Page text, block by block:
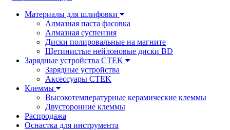
Материалы для шлифовки
Алмазная паста фасовка
Алмазная суспензия
Диски полировальные на магните
Щетинистые нейлоновые диски BD
Зарядные устройства CTEK
Зарядные устройства
Аксессуары CTEK
Клеммы
Высокотемпературные керамические клеммы
Двусторонние клеммы
Распродажа
Оснастка для инструмента